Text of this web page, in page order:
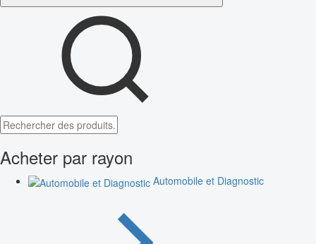
Acheter par rayon
Automobile et Diagnostic